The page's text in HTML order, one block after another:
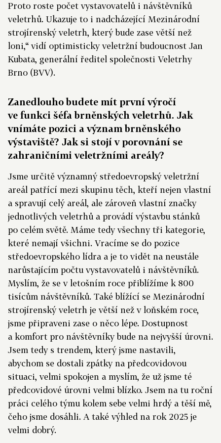
Proto roste počet vystavovatelů i návštěvníků
veletrhů. Ukazuje to i nadcházející Mezinárodní
strojírenský veletrh, který bude zase větší než
loni,“ vidí optimisticky veletržní budoucnost Jan
Kubata, generální ředitel společnosti Veletrhy
Brno (BVV).
Zanedlouho budete mít první výročí
ve funkci šéfa brněnských veletrhů. Jak
vnímáte pozici a význam brněnského
výstaviště? Jak si stojí v porovnání se
zahraničními veletržními areály?
Jsme určitě významný středoevropský veletržní
areál patřící mezi skupinu těch, kteří nejen vlastní
a spravují celý areál, ale zároveň vlastní značky
jednotlivých veletrhů a provádí výstavbu stánků
po celém světě. Máme tedy všechny tři kategorie,
které nemají všichni. Vracíme se do pozice
středoevropského lídra a je to vidět na neustále
narůstajícím počtu vystavovatelů i návštěvníků.
Myslím, že se v letošním roce přiblížíme k 800
tisícům návštěvníků. Také blížící se Mezinárodní
strojírenský veletrh je větší než v loňském roce,
jsme připraveni zase o něco lépe. Dostupnost
a komfort pro návštěvníky bude na nejvyšší úrovni.
Jsem tedy s trendem, který jsme nastavili,
abychom se dostali zpátky na předcovidovou
situaci, velmi spokojen a myslím, že už jsme té
předcovidové úrovni velmi blízko. Jsem na tu roční
práci celého týmu kolem sebe velmi hrdý a těší mě,
čeho jsme dosáhli. A také výhled na rok 2025 je
velmi dobrý.